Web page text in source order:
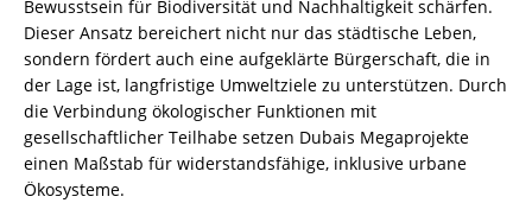
Bewusstsein für Biodiversität und Nachhaltigkeit schärfen.
Dieser Ansatz bereichert nicht nur das städtische Leben,
sondern fördert auch eine aufgeklärte Bürgerschaft, die in
der Lage ist, langfristige Umweltziele zu unterstützen. Durch
die Verbindung ökologischer Funktionen mit
gesellschaftlicher Teilhabe setzen Dubais Megaprojekte
einen Maßstab für widerstandsfähige, inklusive urbane
Ökosysteme.